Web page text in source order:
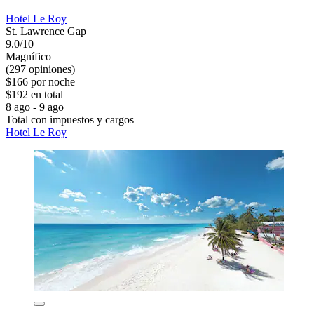
Hotel Le Roy
St. Lawrence Gap
9.0/10
Magnífico
(297 opiniones)
$166 por noche
$192 en total
8 ago - 9 ago
Total con impuestos y cargos
Hotel Le Roy